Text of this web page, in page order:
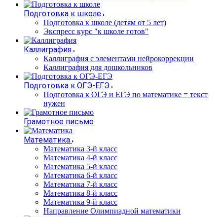
Подготовка к школе
Подготовка к школе (детям от 5 лет)
Экспресс курс "к школе готов"
Каллиграфия
Каллиграфия с элементами нейрокоррекции
Каллиграфия для дошкольников
Подготовка к ОГЭ-ЕГЭ
Подготовка к ОГЭ и ЕГЭ по математике = текст
нужен
Грамотное письмо
Математика
Математика 3-й класс
Математика 4-й класс
Математика 5-й класс
Математика 6-й класс
Математика 7-й класс
Математика 8-й класс
Математика 9-й класс
Направление Олимпиадной математики